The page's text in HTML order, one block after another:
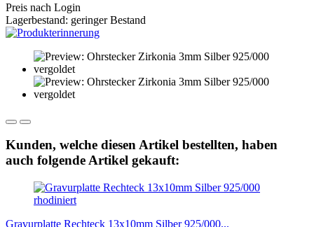
Preis nach Login
Lagerbestand: geringer Bestand
Kunden, welche diesen Artikel bestellten, haben
auch folgende Artikel gekauft:
Gravurplatte Rechteck 13x10mm Silber 925/000...